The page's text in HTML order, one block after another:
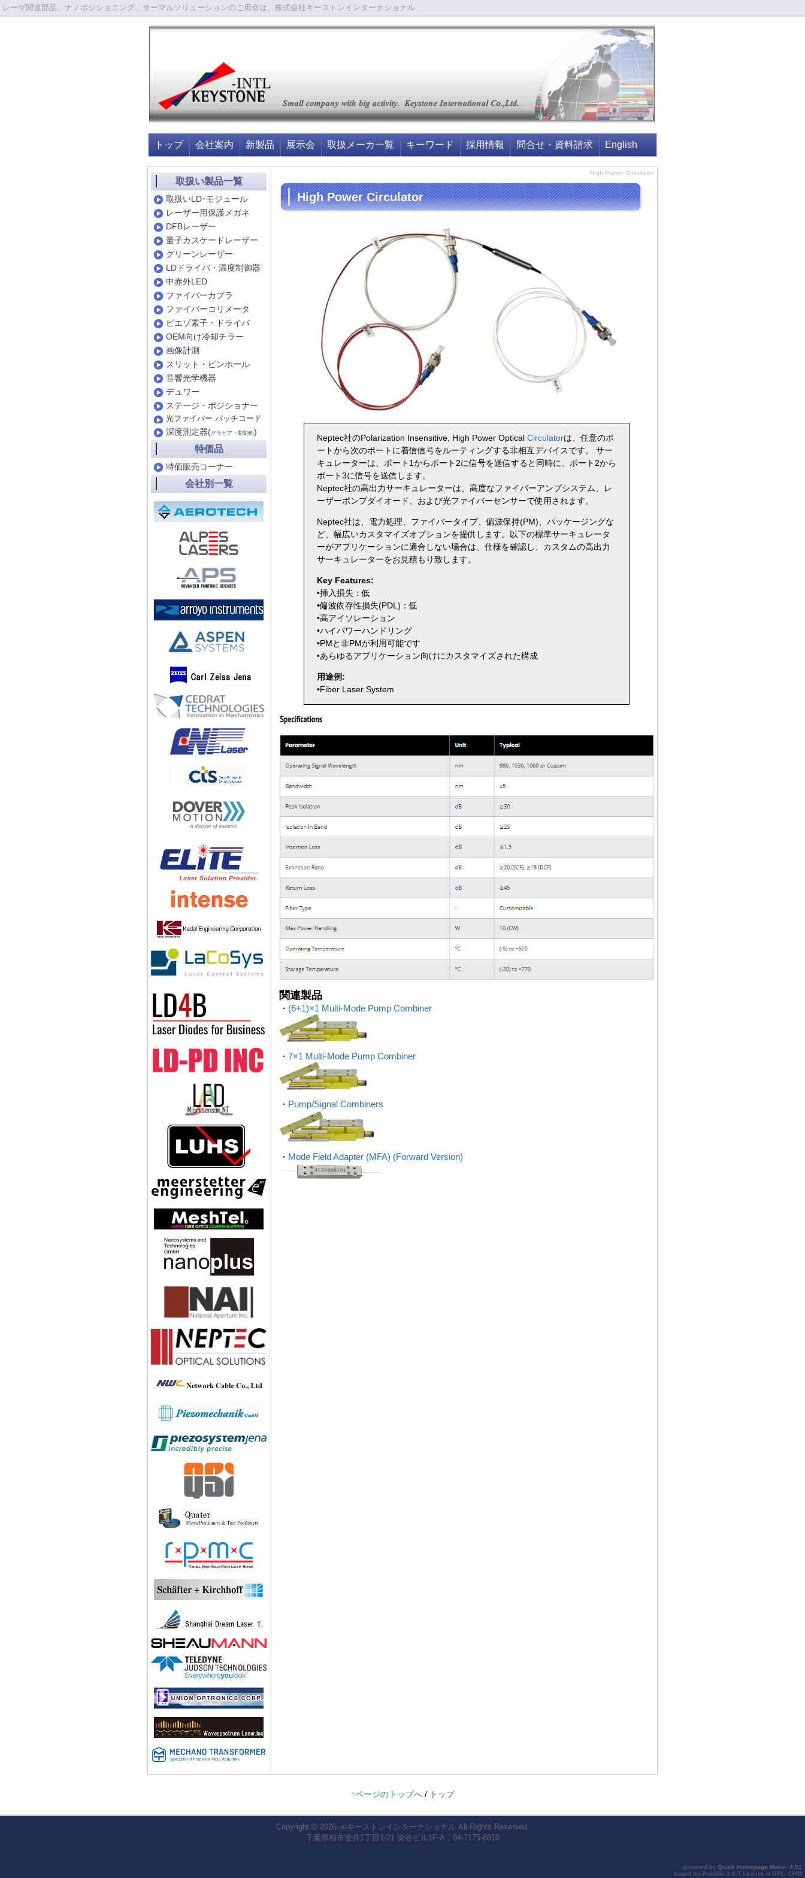
レーザ関連部品、ナノポジショニング、サーマルソリューションのご用命は、株式会社キーストンインターナショナル
トップ 会社案内 新製品 展示会 取扱メーカ一覧 キーワード 採用情報 問合せ・資料請求 English
High Power Circulator
High Power Circulator
Neptec社のPolarization Insensitive, High Power Optical Circulatorは、任意のポ
ートから次のポートに着信信号をルーティングする非相互デバイスです。 サー
キュレーターは、ポート1からポート2に信号を送信すると同時に、ポート2から
ポート3に信号を送信します。
Neptec社の高出力サーキュレーターは、高度なファイバーアンプシステム、レ
ーザーポンプダイオード、および光ファイバーセンサーで使用されます。
Neptec社は、電力処理、ファイバータイプ、偏波保持(PM)、パッケージングな
ど、幅広いカスタマイズオプションを提供します。以下の標準サーキュレータ
ーがアプリケーションに適合しない場合は、仕様を確認し、カスタムの高出力
サーキュレーターをお見積もり致します。
Key Features:
•挿入損失：低
•偏波依存性損失(PDL)：低
•高アイソレーション
•ハイパワーハンドリング
•PMと非PMが利用可能です
•あらゆるアプリケーション向けにカスタマイズされた構成
用途例:
•Fiber Laser System
関連製品
・ (6+1)×1 Multi-Mode Pump Combiner
・ 7×1 Multi-Mode Pump Combiner
・ Pump/Signal Combiners
・ Mode Field Adapter (MFA) (Forward Version)
取扱い製品一覧
取扱いLD･モジュール
レーザー用保護メガネ
DFBレーザー
量子カスケードレーザー
グリーンレーザー
LDドライバ・温度制御器
中赤外LED
ファイバーカプラ
ファイバーコリメータ
ピエゾ素子・ドライバ
OEM向け冷却チラー
画像計測
スリット・ピンホール
音響光学機器
デュワー
ステージ・ポジショナー
光ファイバー パッチコード
深度測定器(グラビア・彫刻他)
特価品
特価販売コーナー
会社別一覧
↑ページのトップへ/ トップ
Copyright © 2026 ㈱キーストンインターナショナルAll Rights Reserved.
千葉県柏市逆井1丁目1-21 染谷ビル1F-A，04-7175-8810
powered by Quick Homepage Maker 4.91
based on PukiWiki 1.4.7 License is GPL QHM